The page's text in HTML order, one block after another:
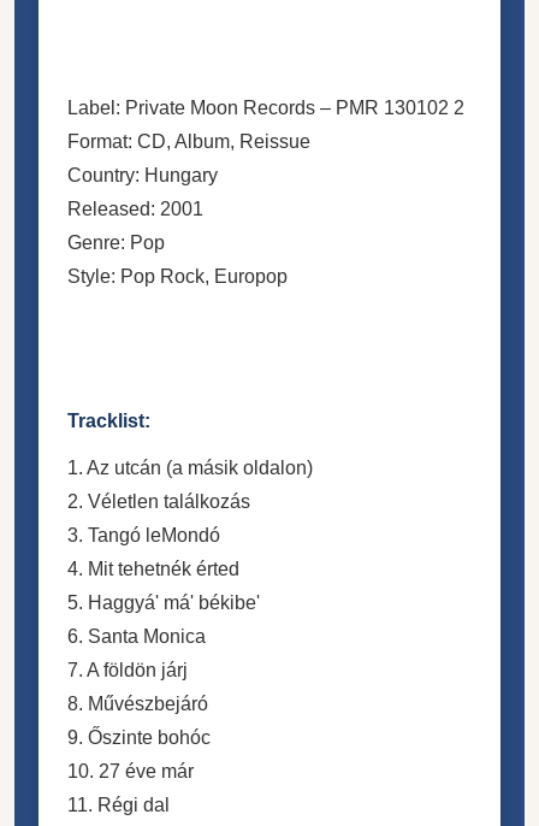
Label: Private Moon Records ‎– PMR 130102 2
Format: CD, Album, Reissue
Country: Hungary
Released: 2001
Genre: Pop
Style: Pop Rock, Europop
Tracklist:
1. Az utcán (a másik oldalon)
2. Véletlen találkozás
3. Tangó leMondó
4. Mit tehetnék érted
5. Haggyá' má' békibe'
6. Santa Monica
7. A földön járj
8. Művészbejáró
9. Őszinte bohóc
10. 27 éve már
11. Régi dal